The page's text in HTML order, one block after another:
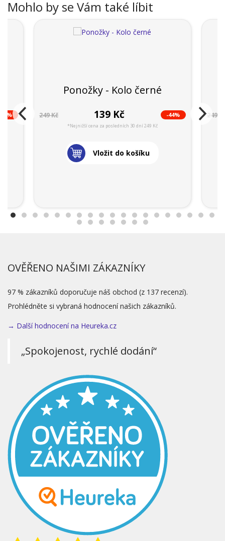
Mohlo by se Vám také líbit
Ponožky - Kolo černé
249 Kč 139 Kč -44%
*Nejnižší cena za posledních 30 dní 249 Kč
Vložit do košíku
249
OVĚŘENO NAŠIMI ZÁKAZNÍKY
97 % zákazníků doporučuje náš obchod (z 137 recenzí).
Prohlédněte si vybraná hodnocení našich zákazníků.
→ Další hodnocení na Heureka.cz
„Spokojenost, rychlé dodání“